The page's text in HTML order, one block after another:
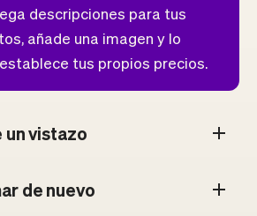
descripciones para tus
añade una imagen y lo
tus propios precios.
un vistazo
de nuevo